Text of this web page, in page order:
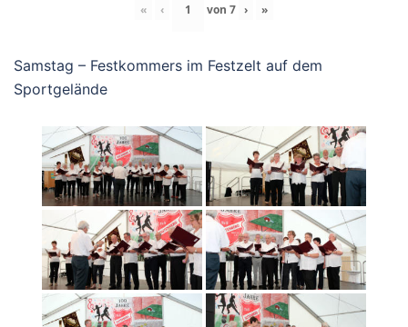
« ‹ von 7 › »
Samstag – Festkommers im Festzelt auf dem
Sportgelände